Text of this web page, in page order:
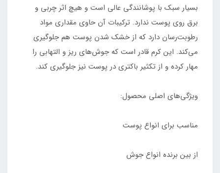
بسیار سبک با پوشانندگی عالی است و هیچ اثر چربی و
برق روی پوست ندارد. ترکیبات آن حاوی مقداری مواد
رطوبت‌رسان دارد که از خشک شدن پوست هم جلوگیری
می‌کند. این کرم قادر است که جوش‌های ریز و التهابی را
مهار کرده و از تکثیر باکتری در پوست نیز جلوگیری کند.
ویژگی‌های اصلی محصول:
مناسب برای انواع پوست
از بین برنده انواع جوش